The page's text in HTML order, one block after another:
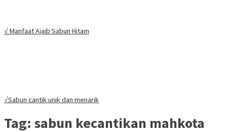
√ Manfaat Ajaib Sabun Hitam
√Sabun cantik unik dan menarik
Tag: sabun kecantikan mahkota